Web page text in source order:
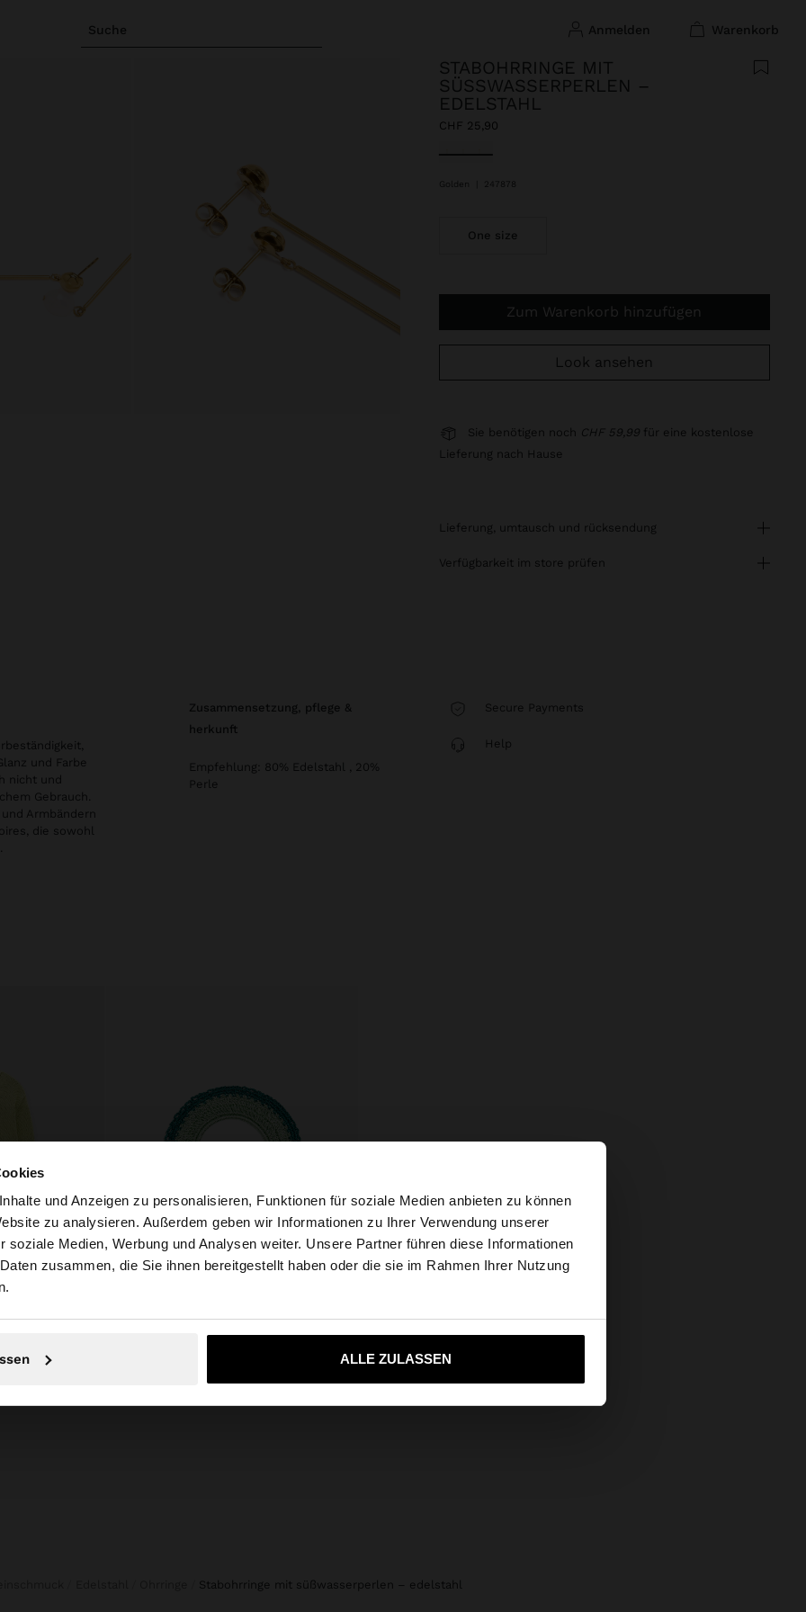
und Anzeigen zu personalisieren, Funktionen für soziale Medien anbieten zu können
zu analysieren. Außerdem geben wir Informationen zu Ihrer Verwendung unserer
soziale Medien, Werbung und Analysen weiter. Unsere Partner führen diese Informationen
zusammen, die Sie ihnen bereitgestellt haben oder die sie im Rahmen Ihrer Nutzung
ALLE ZULASSEN
Suche anmelden warenkorb
×
auf die Website zu. Möchten Sie unsere United States Website
Nein, bleiben Sie bei Schweiz Ja, bringen Sie mich zu United States
STABOHRRINGE MIT
SÜSSWASSERPERLEN – E
DELSTAHL
CHF 25,90
ausgewählt
Golden 247878
One size
Zum Warenkorb hinzufügen
Look ansehen
Sie benötigen noch CHF 59,99 für eine kostenlose
Lieferung nach Hause
lieferung, umtausch und rücksendung
verfügbarkeit im store prüfen
und Farbe
nicht und
Gebrauch.
Armbändern
die sowohl
zusammensetzung, pflege &
herkunft
Empfehlung: 80% Edelstahl , 20%
Perle
Secure Payments
Help
BICOLOR GEHÄKELTES HAARGUMMI
stabohrringe mit süßwasserperlen – edelstahl